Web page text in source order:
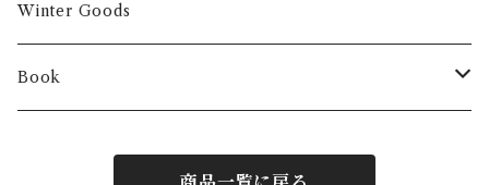
Winter Goods
Book